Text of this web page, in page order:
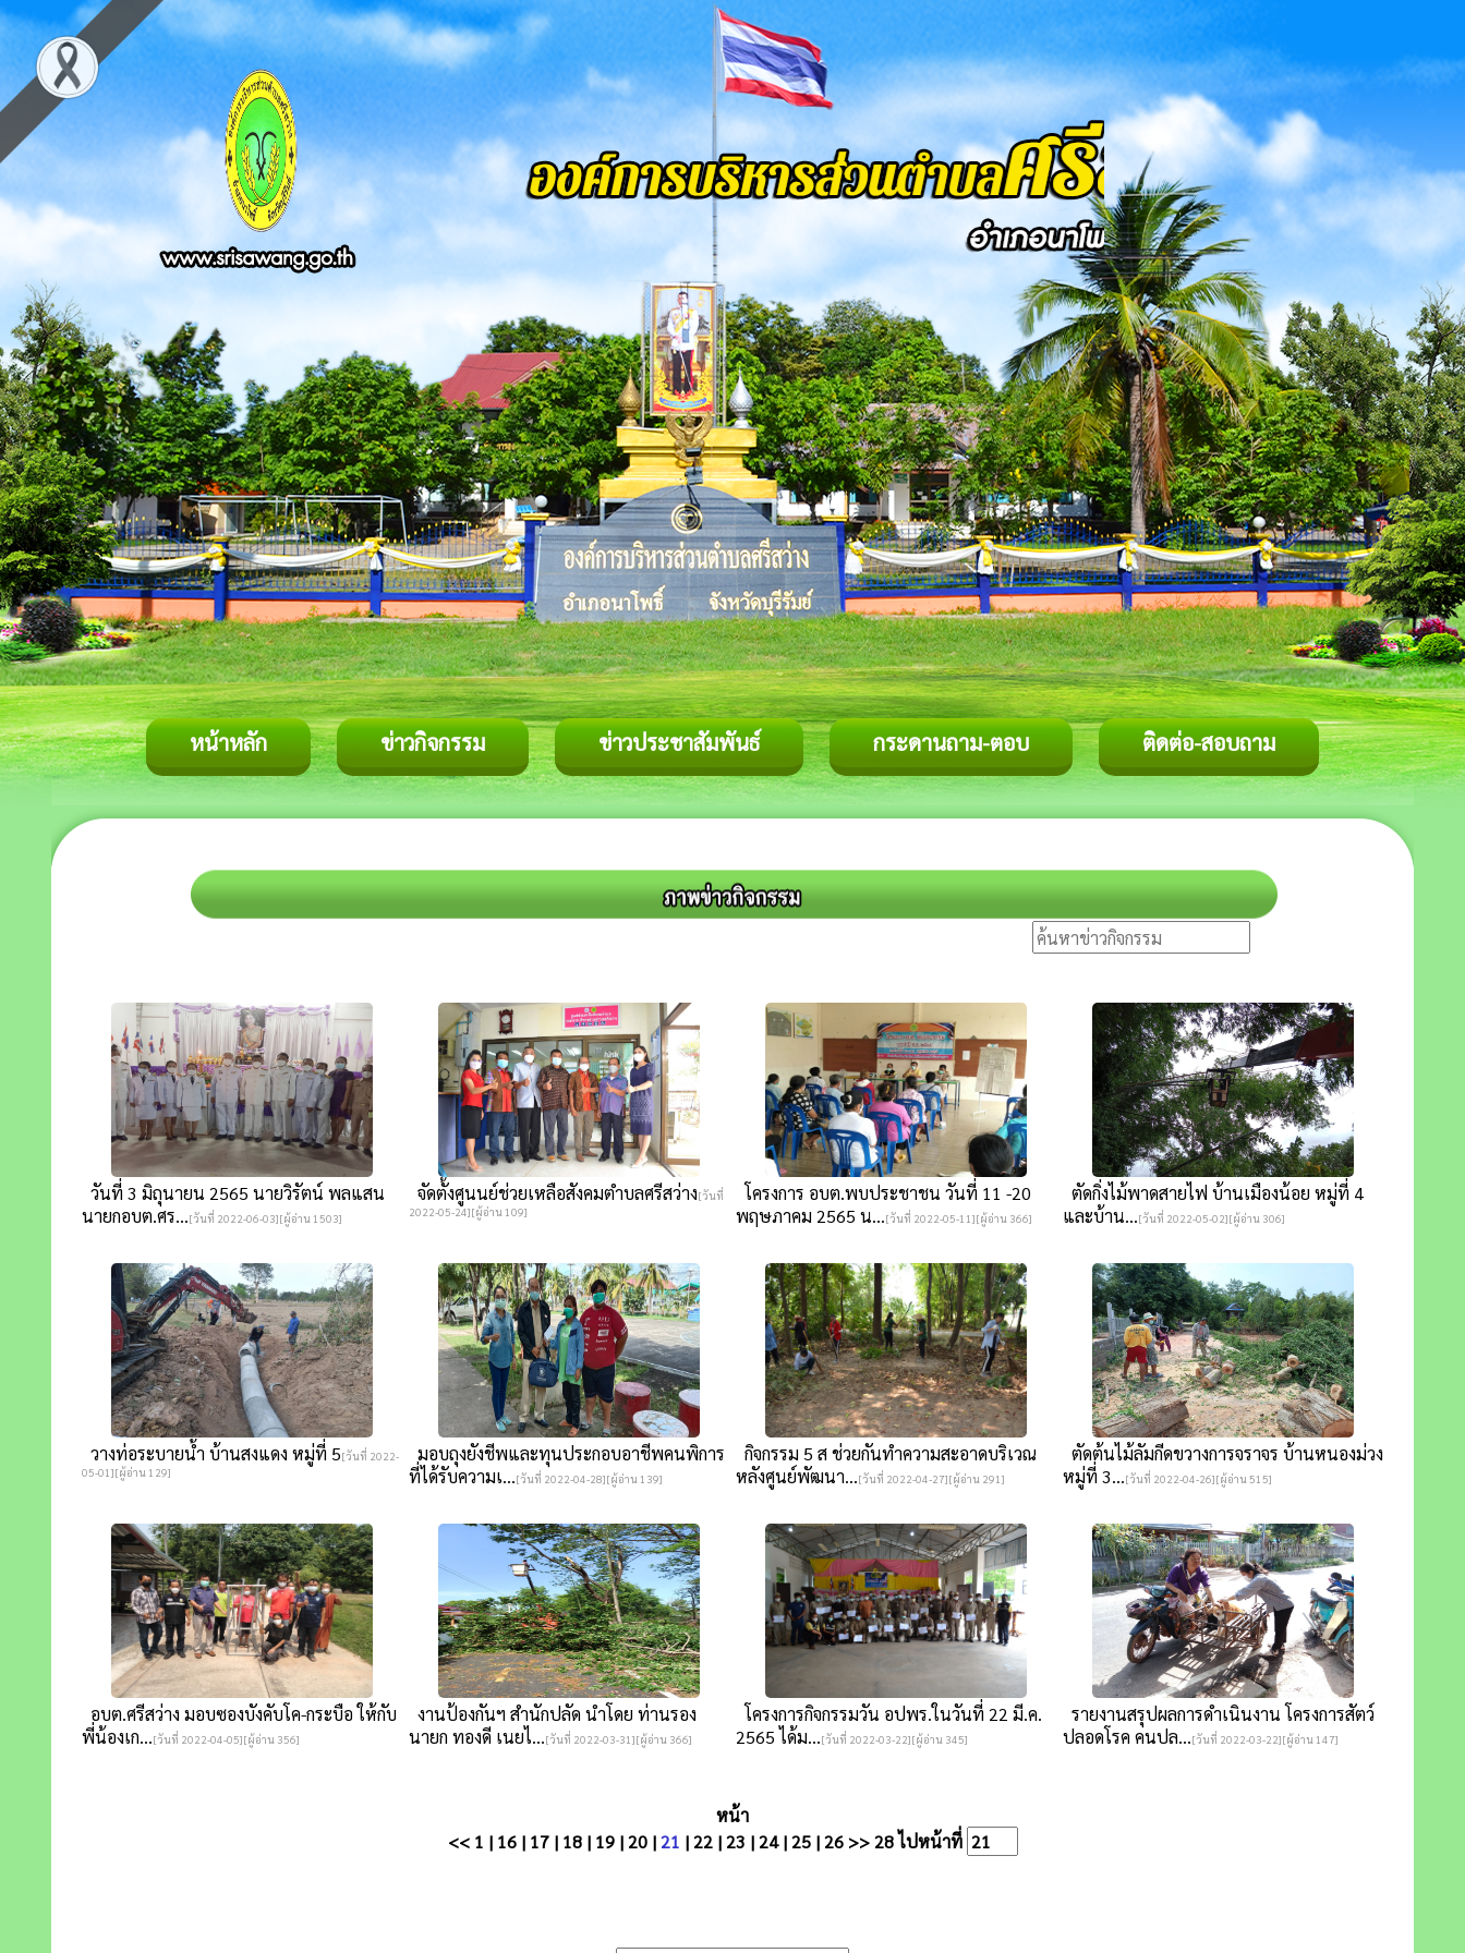
หน้าหลัก ข่าวกิจกรรม ข่าวประชาสัมพันธ์ กระดานถาม-ตอบ ติดต่อ-สอบถาม
วันที่ 3 มิถุนายน 2565 นายวิรัตน์ พลแสน
นายกอบต.ศร...[วันที่ 2022-06-03][ผู้อ่าน 1503]
จัดตั้งศูนนย์ช่วยเหลือสังคมตำบลศรีสว่าง[วันที่
2022-05-24][ผู้อ่าน 109]
โครงการ อบต.พบประชาชน วันที่ 11 -20
พฤษภาคม 2565 น...[วันที่ 2022-05-11][ผู้อ่าน 366]
ตัดกิ่งไม้พาดสายไฟ บ้านเมืองน้อย หมู่ที่ 4
และบ้าน...[วันที่ 2022-05-02][ผู้อ่าน 306]
วางท่อระบายน้ำ บ้านสงแดง หมู่ที่ 5[วันที่ 2022-
05-01][ผู้อ่าน 129]
มอบถุงยังชีพและทุนประกอบอาชีพคนพิการ
ที่ได้รับความเ...[วันที่ 2022-04-28][ผู้อ่าน 139]
กิจกรรม 5 ส ช่วยกันทำความสะอาดบริเวณ
หลังศูนย์พัฒนา...[วันที่ 2022-04-27][ผู้อ่าน 291]
ตัดต้นไม้ลัมกีดขวางการจราจร บ้านหนองม่วง
หมู่ที่ 3...[วันที่ 2022-04-26][ผู้อ่าน 515]
อบต.ศรีสว่าง มอบซองบังคับโค-กระบือ ให้กับ
พี่น้องเก...[วันที่ 2022-04-05][ผู้อ่าน 356]
งานป้องกันฯ สำนักปลัด นำโดย ท่านรอง
นายก ทองดี เนยไ...[วันที่ 2022-03-31][ผู้อ่าน 366]
โครงการกิจกรรมวัน อปพร.ในวันที่ 22 มี.ค.
2565 ได้ม...[วันที่ 2022-03-22][ผู้อ่าน 345]
รายงานสรุปผลการดำเนินงาน โครงการสัตว์
ปลอดโรค คนปล...[วันที่ 2022-03-22][ผู้อ่าน 147]
หน้า
<< 1 | 16| 17| 18| 19|20|21 |22|23 |24|25|26 >> 28ไปหน้าที่